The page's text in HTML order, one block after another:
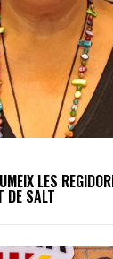
LES
DE SALT